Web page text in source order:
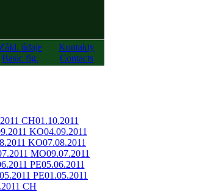
Zákl. údaje
Basic fig.
Kontakty
Contacts
CH01.10.2011
KO04.09.2011
KO07.08.2011
MO09.07.2011
PE05.06.2011
PE01.05.2011
CH